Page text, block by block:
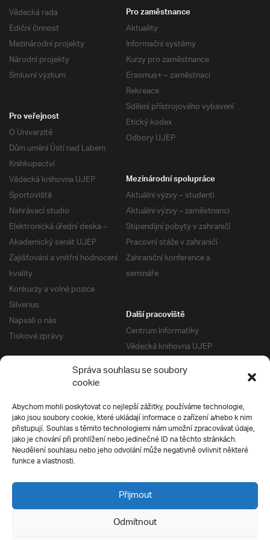
Správa souhlasu se soubory
cookie
Abychom mohli poskytovat co nejlepší zážitky, používáme technologie,
jako jsou soubory cookie, které ukládají informace o zařízení a/nebo k nim
přistupují. Souhlas s těmito technologiemi nám umožní zpracovávat údaje,
jako je chování při prohlížení nebo jedinečné ID na těchto stránkách.
Neudělení souhlasu nebo jeho odvolání může negativně ovlivnit některé
funkce a vlastnosti.
Přijmout
Odmítnout
Vědecká rada
Ediční činnost
Mezinárodní projekty
Národní projekty
Smluvní výzkum
Pro zaměstnance
Aktuality
Informační systémy
Kurzy pro zaměstnance
Erasmus+ – zaměstnaci
Rekreace
Sdílení přístrojového vybavení
Etický kodex
Odbory UJEP
Pro veřejnost
O Univerzitě
Dům umění Ústí nad Labem
Knihkupectví
Vědecká knihovna UJEP
Sportoviště
Nahrávací studio
Elektronická úřední deska –
Akademický senát UJEP
Zajišťování a vnitřní hodnocení
kvality
Konkurzy a volné pozice
Silverius
Napsali o nás
Tiskové zprávy
Mezinárodní spolupráce
Aktuální výzvy – studenti
Aktuální výzvy – zaměstnanci
Stipendijní pobyty v zahraničí
Pracovní stáže v zahraničí
Zahraniční konference a
semináře
Další pracoviště
Centrum Informatiky
Vědecká knihovna UJEP
Správa kolejí a menz
Univerzitní centrum podpory
Silverius
Pro uchazeče
Přijímací řízení
E-prihlaska
Přípravné kurzy
Ochrana soukromí